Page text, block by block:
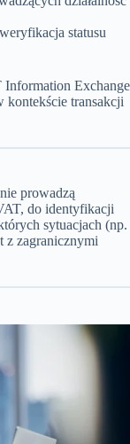
statusu
Information Exchange
kontekście transakcji
prowadzą
do identyfikacji
sytuacjach (np.
zagranicznymi